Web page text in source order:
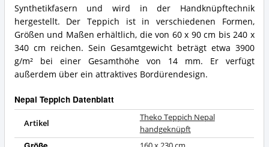
Synthetikfasern und wird in der Handknüpftechnik
hergestellt. Der Teppich ist in verschiedenen Formen,
Größen und Maßen erhältlich, die von 60 x 90 cm bis 240 x
340 cm reichen. Sein Gesamtgewicht beträgt etwa 3900
g/m² bei einer Gesamthöhe von 14 mm. Er verfügt
außerdem über ein attraktives Bordürendesign.
Nepal Teppich Datenblatt
Artikel
Theko Teppich Nepal
handgeknüpft